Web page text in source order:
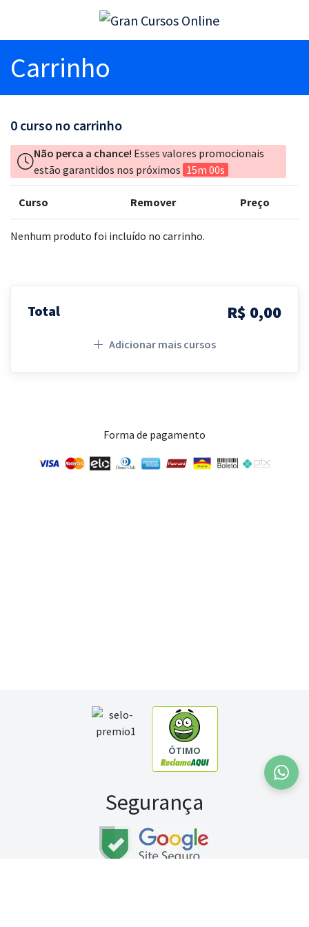
Carrinho
0 curso no carrinho
Não perca a chance! Esses valores promocionais
estão garantidos nos próximos 15m 00s
Curso Remover Preço
Nenhum produto foi incluído no carrinho.
Total R$ 0,00
Adicionar mais cursos
Forma de pagamento
ÓTIMO
Segurança